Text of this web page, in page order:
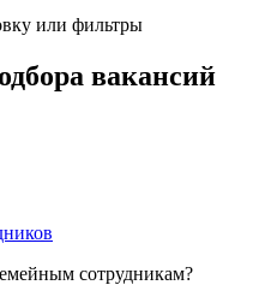
или фильтры
вакансий
сотрудникам?